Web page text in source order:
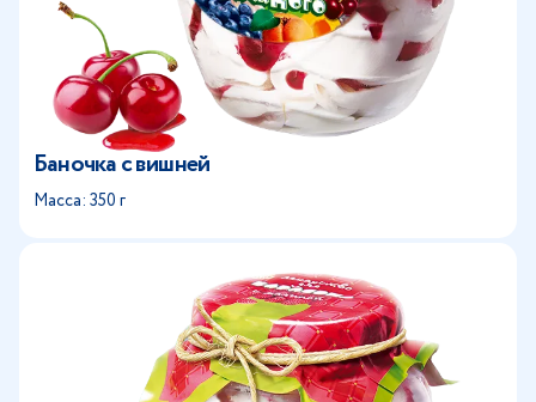
Баночка с вишней
Масса: 350 г